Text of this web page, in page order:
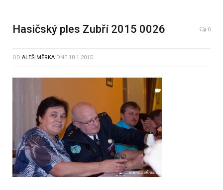
Hasičský ples Zubří 2015 0026 0
OD ALEŠ MĚRKA DNE 18.1.2015